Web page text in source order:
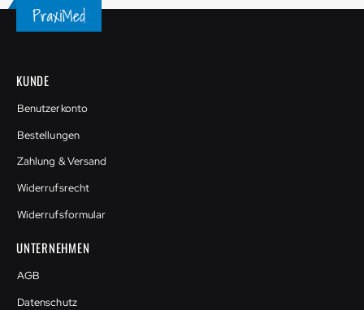
KUNDE
Benutzerkonto
Bestellungen
Zahlung & Versand
Widerrufsrecht
Widerrufsformular
UNTERNEHMEN
AGB
Datenschutz